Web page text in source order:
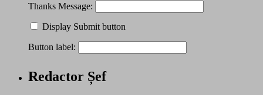
Thanks Message:
Display Submit button
Button label:
Redactor Șef